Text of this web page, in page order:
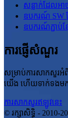
សន្លាក់ដែលអ
ឧបករណ៍ SW ក្
ឧបករណ៍ភ្ជាប់ខ្
ការផ្ញើសំណួរ
សម្រាប់ការសាកសួ
យើង ហើយទាក់ទងមក
ការសាកសួរឥឡូវនេះ
© រក្សាសិទ្ធិ - 2010-